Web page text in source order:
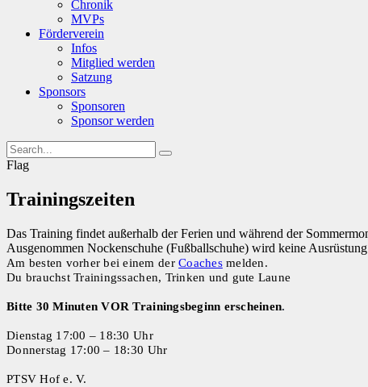
Chronik
MVPs
Förderverein
Infos
Mitglied werden
Satzung
Sponsors
Sponsoren
Sponsor werden
Flag
Trainingszeiten
Das Training findet außerhalb der Ferien und während der
Ausgenommen Nockenschuhe (Fußballschuhe) wird keine
Am besten vorher bei einem derCoachesmelden.
Du brauchst Trainingssachen, Trinken und gute Laune
Bitte 30 Minuten VOR Trainingsbeginn erscheinen.
Dienstag 17:00 – 18:30 Uhr
Donnerstag 17:00 – 18:30 Uhr
PTSV Hof e. V.